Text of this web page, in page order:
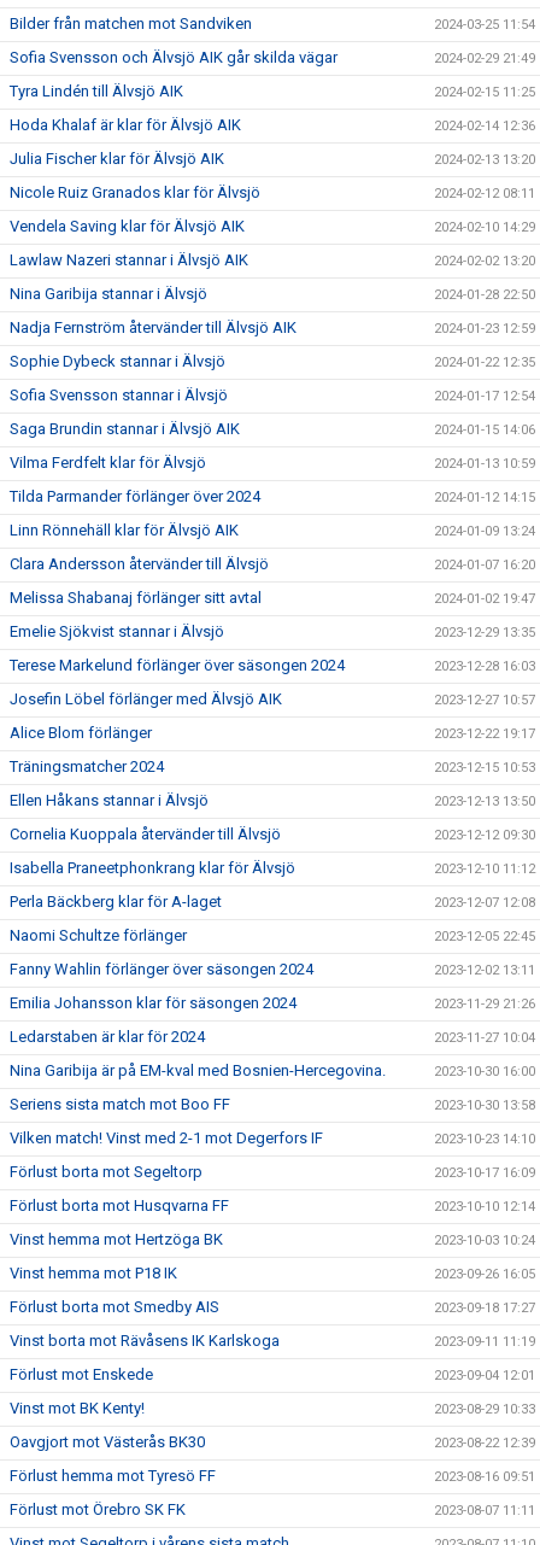
Bilder från matchen mot Sandviken 2024-03-25 11:54
Sofia Svensson och Älvsjö AIK går skilda vägar 2024-02-29 21:49
Tyra Lindén till Älvsjö AIK 2024-02-15 11:25
Hoda Khalaf är klar för Älvsjö AIK 2024-02-14 12:36
Julia Fischer klar för Älvsjö AIK 2024-02-13 13:20
Nicole Ruiz Granados klar för Älvsjö 2024-02-12 08:11
Vendela Saving klar för Älvsjö AIK 2024-02-10 14:29
Lawlaw Nazeri stannar i Älvsjö AIK 2024-02-02 13:20
Nina Garibija stannar i Älvsjö 2024-01-28 22:50
Nadja Fernström återvänder till Älvsjö AIK 2024-01-23 12:59
Sophie Dybeck stannar i Älvsjö 2024-01-22 12:35
Sofia Svensson stannar i Älvsjö 2024-01-17 12:54
Saga Brundin stannar i Älvsjö AIK 2024-01-15 14:06
Vilma Ferdfelt klar för Älvsjö 2024-01-13 10:59
Tilda Parmander förlänger över 2024 2024-01-12 14:15
Linn Rönnehäll klar för Älvsjö AIK 2024-01-09 13:24
Clara Andersson återvänder till Älvsjö 2024-01-07 16:20
Melissa Shabanaj förlänger sitt avtal 2024-01-02 19:47
Emelie Sjökvist stannar i Älvsjö 2023-12-29 13:35
Terese Markelund förlänger över säsongen 2024 2023-12-28 16:03
Josefin Löbel förlänger med Älvsjö AIK 2023-12-27 10:57
Alice Blom förlänger 2023-12-22 19:17
Träningsmatcher 2024 2023-12-15 10:53
Ellen Håkans stannar i Älvsjö 2023-12-13 13:50
Cornelia Kuoppala återvänder till Älvsjö 2023-12-12 09:30
Isabella Praneetphonkrang klar för Älvsjö 2023-12-10 11:12
Perla Bäckberg klar för A-laget 2023-12-07 12:08
Naomi Schultze förlänger 2023-12-05 22:45
Fanny Wahlin förlänger över säsongen 2024 2023-12-02 13:11
Emilia Johansson klar för säsongen 2024 2023-11-29 21:26
Ledarstaben är klar för 2024 2023-11-27 10:04
Nina Garibija är på EM-kval med Bosnien-Hercegovina. 2023-10-30 16:00
Seriens sista match mot Boo FF 2023-10-30 13:58
Vilken match! Vinst med 2-1 mot Degerfors IF 2023-10-23 14:10
Förlust borta mot Segeltorp 2023-10-17 16:09
Förlust borta mot Husqvarna FF 2023-10-10 12:14
Vinst hemma mot Hertzöga BK 2023-10-03 10:24
Vinst hemma mot P18 IK 2023-09-26 16:05
Förlust borta mot Smedby AIS 2023-09-18 17:27
Vinst borta mot Rävåsens IK Karlskoga 2023-09-11 11:19
Förlust mot Enskede 2023-09-04 12:01
Vinst mot BK Kenty! 2023-08-29 10:33
Oavgjort mot Västerås BK30 2023-08-22 12:39
Förlust hemma mot Tyresö FF 2023-08-16 09:51
Förlust mot Örebro SK FK 2023-08-07 11:11